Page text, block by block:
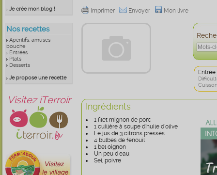
Je crée mon blog !
Nos recettes
Apéritifs, amuses
bouche
Entrées
Plats
Desserts
Je propose une recette
Visitez iTerroir
Imprimer Envoyer Mon livre
Entrée
Ingrédients
1 filet mignon de porc
1 cuillère à soupe d'huile d'olive
Le jus de 3 citrons pressés
4 bulbes de fenouil
1 bel oignon
Un peu d'eau
Sel, poivre